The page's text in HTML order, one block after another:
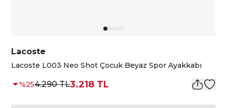
Lacoste
Lacoste L003 Neo Shot Çocuk Beyaz Spor Ayakkabı
%254.290 TL3.218 TL